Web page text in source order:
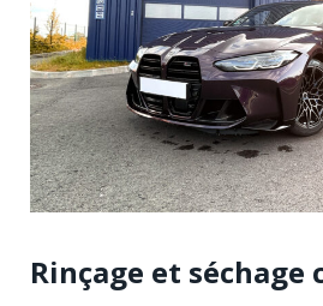
Rinçage et séchage